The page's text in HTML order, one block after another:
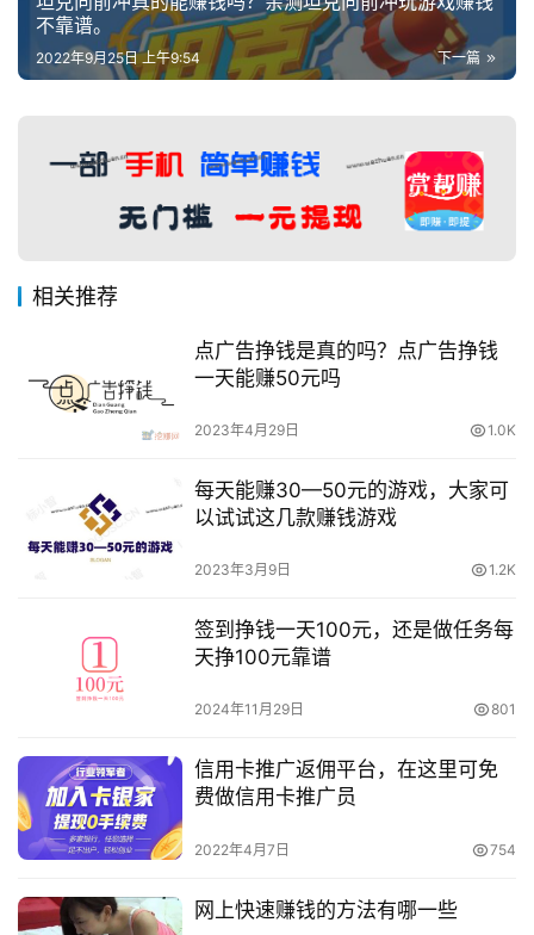
不靠谱。
下一篇
2022年9月25日 上午9:54
相关推荐
点广告挣钱是真的吗？点广告挣钱
一天能赚50元吗
2023年4月29日 1.0K
每天能赚30—50元的游戏，大家可
以试试这几款赚钱游戏
2023年3月9日 1.2K
签到挣钱一天100元，还是做任务每
天挣100元靠谱
2024年11月29日 801
信用卡推广返佣平台，在这里可免
费做信用卡推广员
2022年4月7日 754
网上快速赚钱的方法有哪一些